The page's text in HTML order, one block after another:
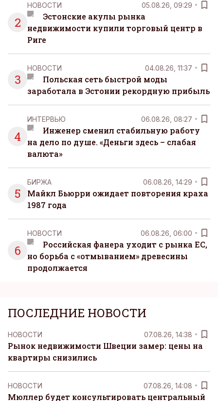
2
НОВОСТИ 05.08.26, 09:29
Эстонские акулы рынка
недвижимости купили торговый центр в
Риге
3
НОВОСТИ 04.08.26, 11:37
Польская сеть быстрой моды
заработала в Эстонии рекордную прибыль
4
ИНТЕРВЬЮ 06.08.26, 08:27
Инженер сменил стабильную работу
на дело по душе. «Деньги здесь – слабая
валюта»
5
БИРЖА 06.08.26, 14:29
Майкл Бьюрри ожидает повторения краха
1987 года
6
НОВОСТИ 06.08.26, 06:00
Российская фанера уходит с рынка ЕС,
но борьба с «отмыванием» древесины
продолжается
ПОСЛЕДНИЕ НОВОСТИ
НОВОСТИ 07.08.26, 14:38
Рынок недвижимости Швеции замер: цены на
квартиры снизились
НОВОСТИ 07.08.26, 14:08
Мюллер будет консультировать центральный